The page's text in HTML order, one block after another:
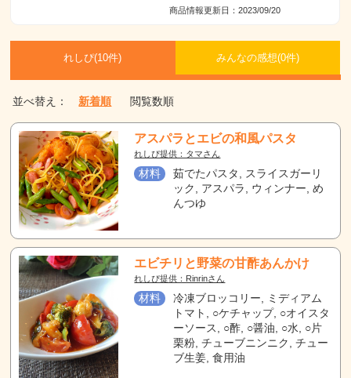
商品情報更新日：2023/09/20
れしぴ(10件) みんなの感想(0件)
並べ替え： 新着順 閲覧数順
アスパラとエビの和風パスタ
れしぴ提供：タマさん
材料
茹でたパスタ, スライスガーリ
ック, アスパラ, ウィンナー, め
んつゆ
エビチリと野菜の甘酢あんかけ
れしぴ提供：Rinrinさん
材料
冷凍ブロッコリー, ミディアム
トマト, ○ケチャップ, ○オイスタ
ーソース, ○酢, ○醤油, ○水, ○片
栗粉, チューブニンニク, チュー
ブ生姜, 食用油